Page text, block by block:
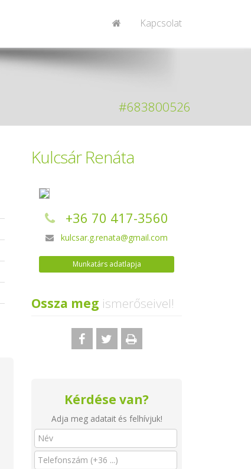
Kapcsolat
#683800526
Kulcsár Renáta
+36 70 417-3560
kulcsar.g.renata@gmail.com
Munkatárs adatlapja
Ossza meg ismerőseivel!
Kérdése van?
Adja meg adatait és felhívjuk!